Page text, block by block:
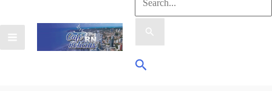
Pesquisar
por:
Pesquisar